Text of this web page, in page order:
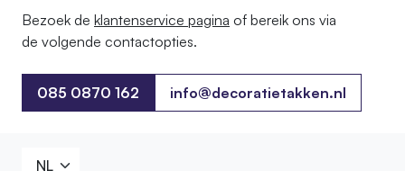
Bezoek de klantenservice pagina of bereik ons ​​via
de volgende contactopties.
085 0870 162
085 0870 162
info@decoratietakken.nl